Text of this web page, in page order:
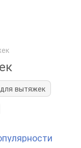
вытяжек